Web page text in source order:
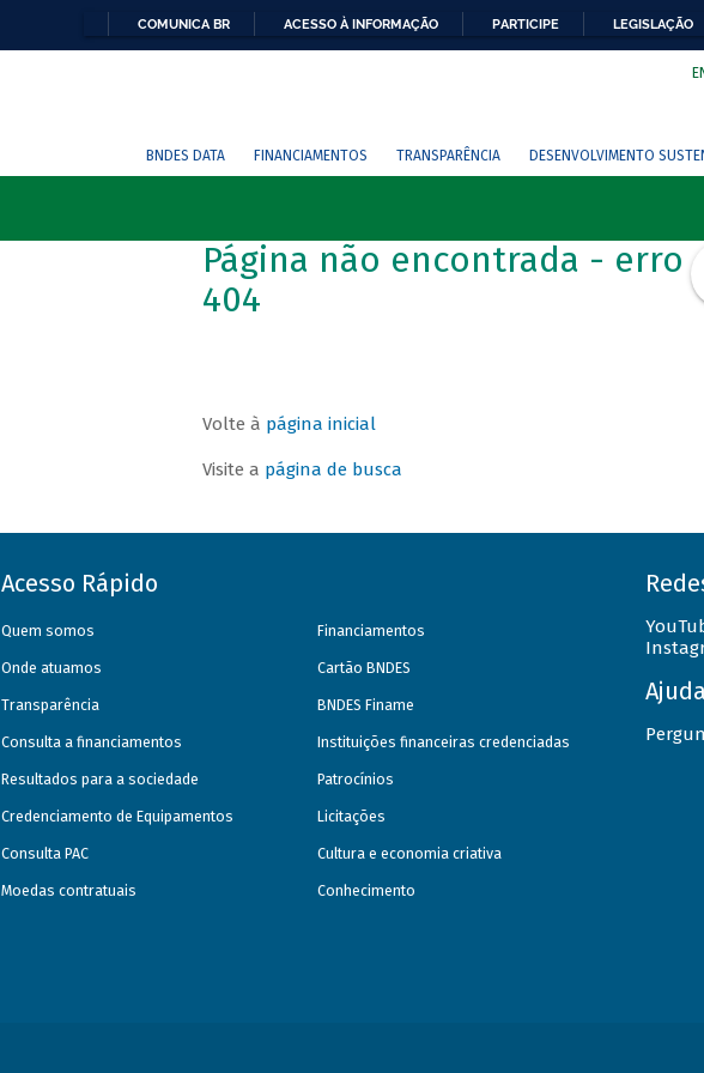
COMUNICA BR ACESSO À INFORMAÇÃO PARTICIPE LEGISLAÇÃO
BNDES DATA FINANCIAMENTOS TRANSPARÊNCIA DESENVOLVIMENTO
Página não encontrada - erro
404
Volte à página inicial
Visite a página de busca
Acesso Rápido
Quem somos
Onde atuamos
Transparência
Consulta a financiamentos
Resultados para a sociedade
Credenciamento de Equipamentos
Consulta PAC
Moedas contratuais
Financiamentos
Cartão BNDES
BNDES Finame
Instituições financeiras credenciadas
Patrocínios
Licitações
Cultura e economia criativa
Conhecimento
Ajuda